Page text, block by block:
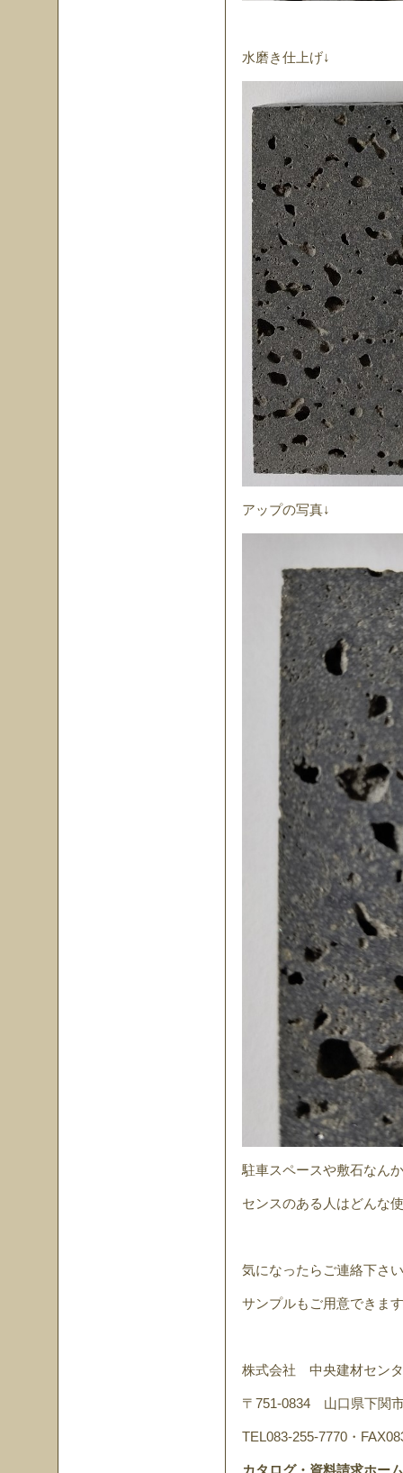
水磨き仕上げ↓
アップの写真↓
駐車スペースや敷石なん
センスのある人はどんな
気になったらご連絡下さ
サンプルもご用意できま
株式会社 中央建材セン
〒751-0834 山口県下関
TEL083-255-7770・